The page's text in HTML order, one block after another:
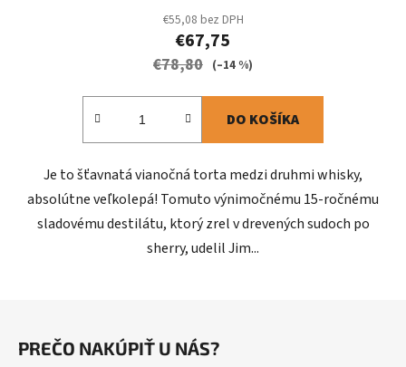
€55,08 bez DPH
€67,75
€78,80 (–14 %)
DO KOŠÍKA
Je to šťavnatá vianočná torta medzi druhmi whisky,
absolútne veľkolepá! Tomuto výnimočnému 15-ročnému
sladovému destilátu, ktorý zrel v drevených sudoch po
sherry, udelil Jim...
PREČO NAKÚPIŤ U NÁS?